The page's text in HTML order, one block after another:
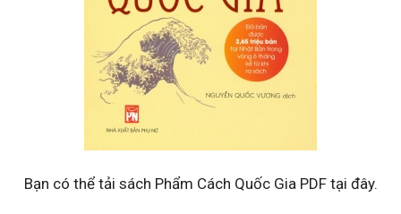
Bạn có thể tải sách Phẩm Cách Quốc Gia PDF tại đây.